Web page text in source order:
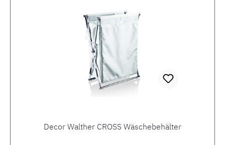
Decor Walther CROSS Wäschebehälter